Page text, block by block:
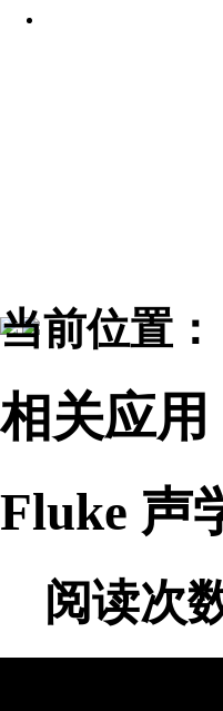
当前位置：
相关应用
Fluke 声
阅读次